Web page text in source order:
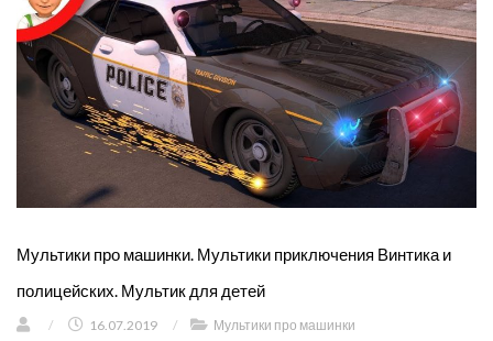
Мультики про машинки. Мультики приключения Винтика и
полицейских. Мультик для детей
/ 16.07.2019 / Мультики про машинки